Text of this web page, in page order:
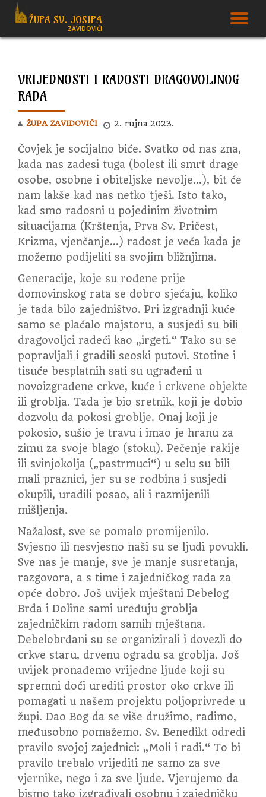
to
ŽUPA SV. JOSIPA
ZAVIDOVIĆI
VRIJEDNOSTI I RADOSTI DRAGOVOLJNOG
RADA
ŽUPA ZAVIDOVIĆI 2. rujna 2023.
Čovjek je socijalno biće. Svatko od nas zna,
kada nas zadesi tuga (bolest ili smrt drage
osobe, osobne i obiteljske nevolje…), bit će
nam lakše kad nas netko tješi. Isto tako,
kad smo radosni u pojedinim životnim
situacijama (Krštenja, Prva Sv. Pričest,
Krizma, vjenčanje…) radost je veća kada je
možemo podijeliti sa svojim bližnjima.
Generacije, koje su rođene prije
domovinskog rata se dobro sjećaju, koliko
je tada bilo zajedništvo. Pri izgradnji kuće
samo se plaćalo majstoru, a susjedi su bili
dragovoljci radeći kao „irgeti.“ Tako su se
popravljali i gradili seoski putovi. Stotine i
tisuće besplatnih sati su ugrađeni u
novoizgrađene crkve, kuće i crkvene objekte
ili groblja. Tada je bio sretnik, koji je dobio
dozvolu da pokosi groblje. Onaj koji je
pokosio, sušio je travu i imao je hranu za
zimu za svoje blago (stoku). Pečenje rakije
ili svinjokolja („pastrmuci“) u selu su bili
mali praznici, jer su se rodbina i susjedi
okupili, uradili posao, ali i razmijenili
mišljenja.
Nažalost, sve se pomalo promijenilo.
Svjesno ili nesvjesno naši su se ljudi povukli.
Sve nas je manje, sve je manje susretanja,
razgovora, a s time i zajedničkog rada za
opće dobro. Još uvijek mještani Debelog
Brda i Doline sami uređuju groblja
zajedničkim radom samih mještana.
Debelobrđani su se organizirali i dovezli do
crkve staru, drvenu ogradu sa groblja. Još
uvijek pronađemo vrijedne ljude koji su
spremni doći urediti prostor oko crkve ili
pomagati u našem projektu poljoprivrede u
župi. Dao Bog da se više družimo, radimo,
međusobno pomažemo. Sv. Benedikt odredi
pravilo svojoj zajednici: „Moli i radi.“ To bi
pravilo trebalo vrijediti ne samo za sve
vjernike, nego i za sve ljude. Vjerujemo da
bismo tako izgrađivali osobnu i zajedničku